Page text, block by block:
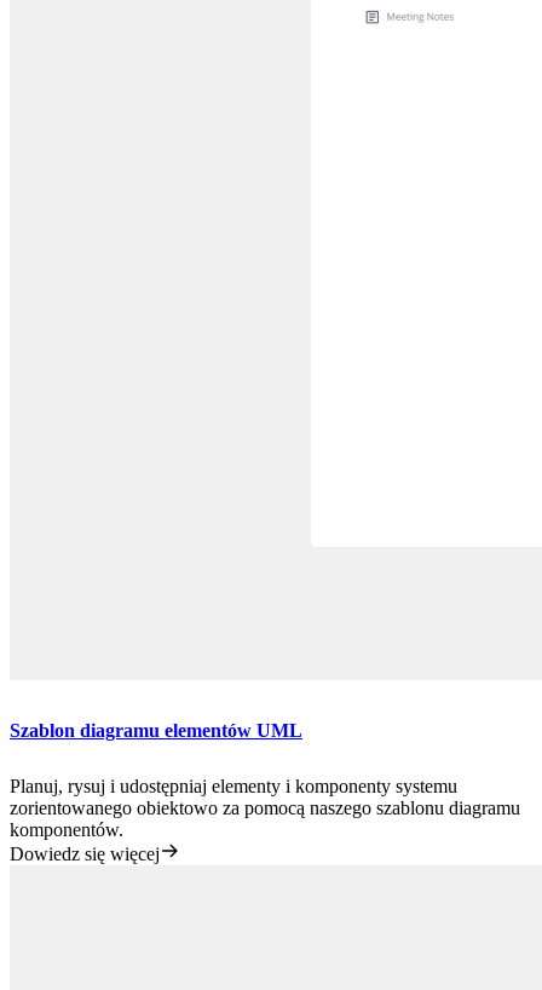
Szablon diagramu elementów UML
Planuj, rysuj i udostępniaj elementy i komponenty systemu
zorientowanego obiektowo za pomocą naszego szablonu diagramu
komponentów.
Dowiedz się więcej